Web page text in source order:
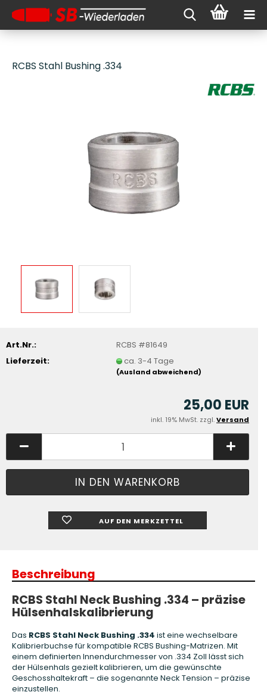
RCBS Stahl Bushing .334
Art.Nr.:
RCBS #81649
Lieferzeit:
ca. 3-4 Tage
(Ausland abweichend)
25,00 EUR
inkl. 19% MwSt. zzgl.Versand
AUF DEN MERKZETTEL
Beschreibung
RCBS Stahl Neck Bushing .334 – präzise
Hülsenhalskalibrierung
Das RCBS Stahl Neck Bushing .334 ist eine wechselbare
Kalibrierbuchse für kompatible RCBS Bushing-Matrizen. Mit
einem definierten Innendurchmesser von .334 Zoll lässt sich
der Hülsenhals gezielt kalibrieren, um die gewünschte
Geschosshaltekraft – die sogenannte Neck Tension – präzise
einzustellen.